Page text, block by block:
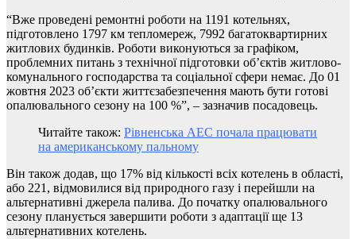
“Вже проведені ремонтні роботи на 1191 котельнях,
підготовлено 1797 км тепломереж, 7992 багатоквартирних
житлових будинків. Роботи виконуються за графіком,
проблемних питань з технічної підготовки об’єктів житлово-
комунального господарства та соціальної сфери немає. До 01
жовтня 2023 об’єкти життєзабезпечення мають бути готові
опалювального сезону на 100 %”, – зазначив посадовець.
Читайте також: Рівненська АЕС почала працювати
на американському пальному
Він також додав, що 17% від кількості всіх котелень в області,
або 221, відмовилися від природного газу і перейшли на
альтернативні джерела палива. До початку опалювального
сезону планується завершити роботи з адаптації ще 13
альтернативних котелень.